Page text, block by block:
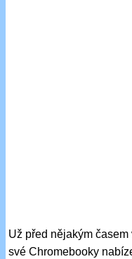
Už před nějakým
své Chromebooky